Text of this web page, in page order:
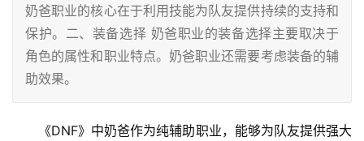
奶爸职业的核心在于利用技能为队友提供持续的支持和
保护。二、装备选择 奶爸职业的装备选择主要取决于
角色的属性和职业特点。奶爸职业还需要考虑装备的辅
助效果。
《DNF》中奶爸作为纯辅助职业，能够为队友提供强大